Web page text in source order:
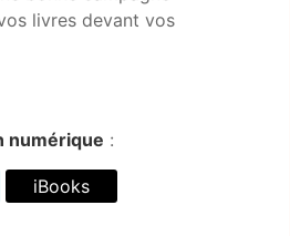
livres devant vos
numérique :